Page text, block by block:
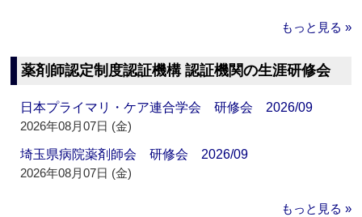
もっと見る »
薬剤師認定制度認証機構 認証機関の生涯研修会
日本プライマリ・ケア連合学会 研修会 2026/09
2026年08月07日 (金)
埼玉県病院薬剤師会 研修会 2026/09
2026年08月07日 (金)
もっと見る »